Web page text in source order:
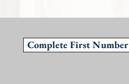
Complete First Number